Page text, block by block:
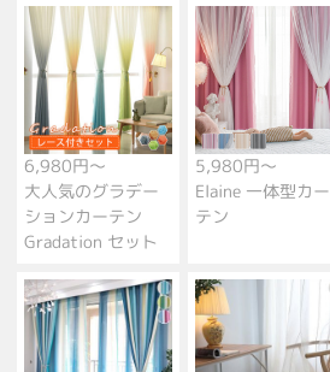
6,980円～
大人気のグラデー
ションカーテン
Gradation セット
5,980円～
Elaine 一体型カー
テン